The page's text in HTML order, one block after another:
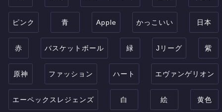
ピンク 青 Apple かっこいい 日本
赤 バスケットボール 緑 Jリーグ 紫
原神 ファッション ハート エヴァンゲリオン
エーペックスレジェンズ 白 絵 黄色